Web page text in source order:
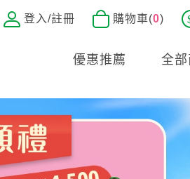
登入/註冊 購物車(0)
優惠推薦 全部